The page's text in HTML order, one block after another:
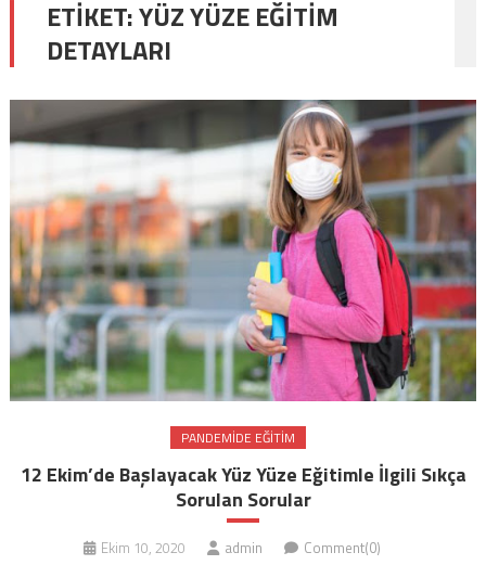
ETIKET:YÜZ YÜZE EĞITIM
DETAYLARI
PANDEMIDE EĞITIM
12 Ekim’de Başlayacak Yüz Yüze Eğitimle İlgili Sıkça
Sorulan Sorular
Ekim 10, 2020 admin Comment(0)